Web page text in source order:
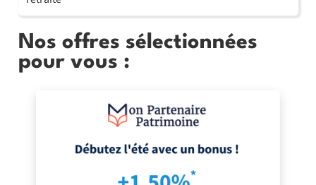
Nos offres sélectionnées
pour vous :